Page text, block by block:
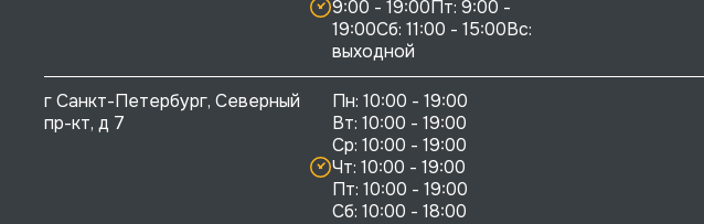
9:00 - 19:00Пт: 9:00 -
19:00Сб: 11:00 - 15:00Вс:
выходной
г Санкт-Петербург, Северный
пр-кт, д 7
Пн: 10:00 - 19:00
Вт: 10:00 - 19:00
Ср: 10:00 - 19:00
Чт: 10:00 - 19:00
Пт: 10:00 - 19:00
Сб: 10:00 - 18:00